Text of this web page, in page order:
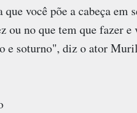
você põe a cabeça
ou no que tem que fazer
e soturno", diz o ator